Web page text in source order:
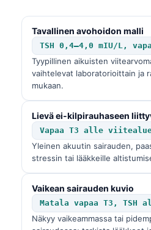
Tavallinen avohoidon malli
TSH 0,4–4,0 mIU/L,
Tyypillinen aikuisten
vaihtelevat laboratorioittain ja
mukaan.
Lievä ei-kilpirauhaseen
Vapaa T3 alle
Yleinen akuutin sairauden,
stressin tai lääkkeille
Vaikean sairauden kuvio
Matala vapaa T3, TSH
Näkyy vaikeammassa tai